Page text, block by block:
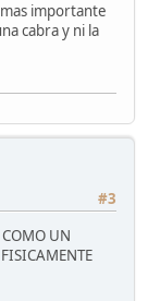
importante
cabra y ni la
#3
COMO UN